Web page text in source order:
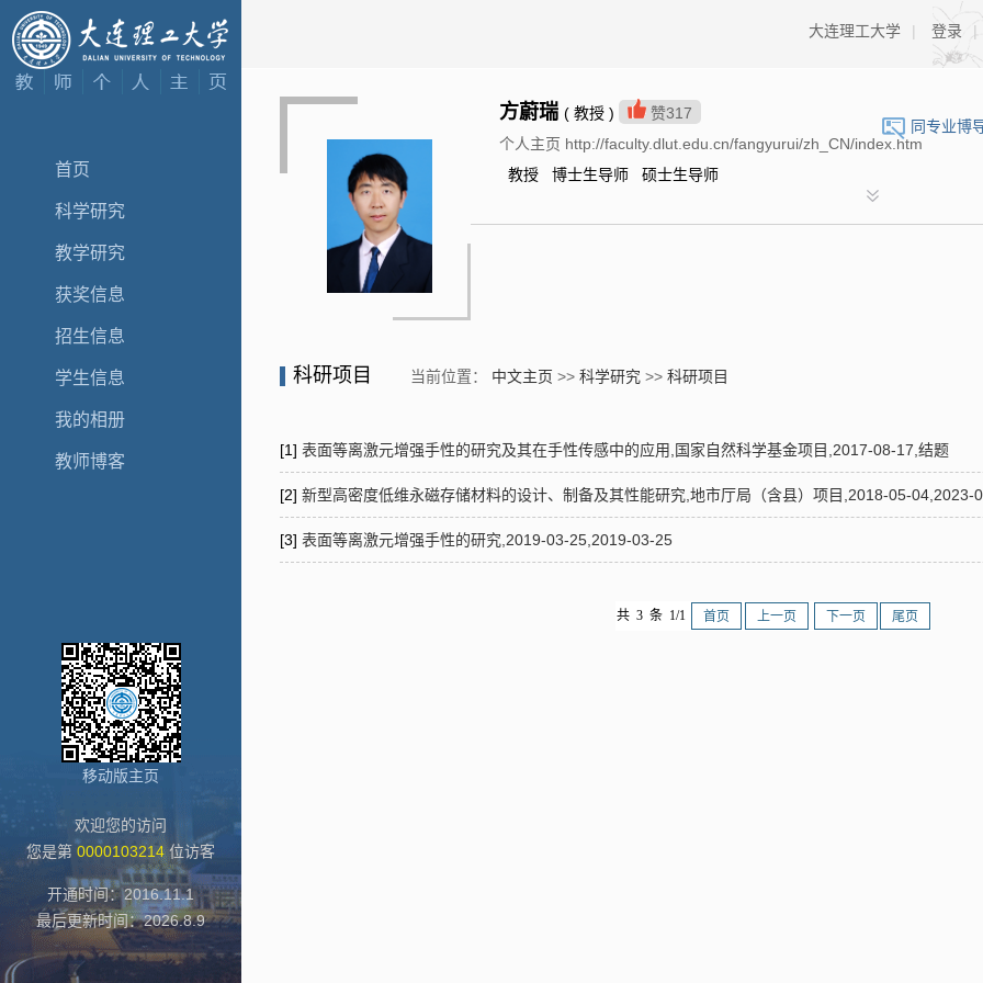
首页
科学研究
教学研究
获奖信息
招生信息
学生信息
我的相册
教师博客
移动版主页
欢迎您的访问
您是第 0000103214位访客
开通时间：2016.11.1
最后更新时间：2026.8.9
大连理工大学 | 登录 |
同专业博
方蔚瑞 ( 教授 ) 赞317
个人主页 http://faculty.dlut.edu.cn/fangyurui/zh_CN/index.htm
教授 博士生导师 硕士生导师
科研项目 当前位置： 中文主页 >> 科学研究 >> 科研项目
[1] 表面等离激元增强手性的研究及其在手性传感中的应用,国家自然科学基金项目,2017-08-17,结题
[2] 新型高密度低维永磁存储材料的设计、制备及其性能研究,地市厅局（含县）项目,2018-05-04,2023-
[3] 表面等离激元增强手性的研究,2019-03-25,2019-03-25
共 3 条 1/1 首页 上一页 下一页 尾页